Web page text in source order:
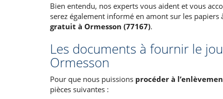
Bien entendu, nos experts vous aident et vous
serez également informé en amont sur les papiers
gratuit à Ormesson (77167).
Les documents à fournir le
Ormesson
Pour que nous puissions procéder à
pièces suivantes :